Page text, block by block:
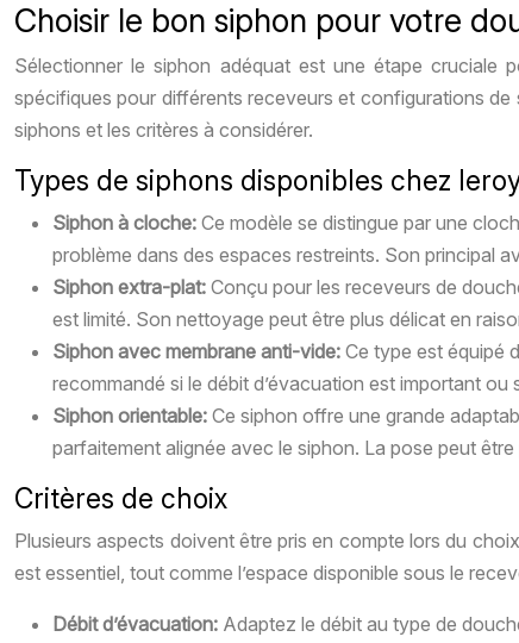
Choisir le bon siphon pour votre
Sélectionner le siphon adéquat est une étape cruciale
spécifiques pour différents receveurs et configurations
siphons et les critères à considérer.
Types de siphons disponibles chez
Siphon à cloche: Ce modèle se distingue par une
problème dans des espaces restreints. Son principal
Siphon extra-plat: Conçu pour les receveurs de
est limité. Son nettoyage peut être plus délicat en
Siphon avec membrane anti-vide: Ce type est équipé
recommandé si le débit d’évacuation est important
Siphon orientable: Ce siphon offre une grande
parfaitement alignée avec le siphon. La pose peut
Critères de choix
Plusieurs aspects doivent être pris en compte lors du
est essentiel, tout comme l’espace disponible sous le
Débit d’évacuation: Adaptez le débit au type de